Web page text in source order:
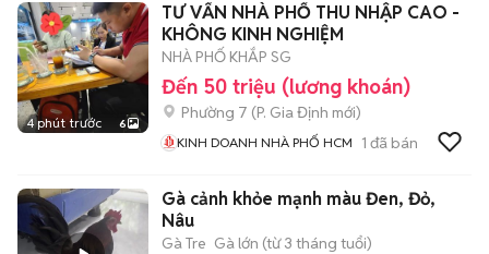
CHUNG CƯ - NHÀ Ở
4 phút trước 6
TƯ VẤN NHÀ PHỐ THU NHẬP CAO -
KHÔNG KINH NGHIỆM
NHÀ PHỐ KHẮP SG
Đến 50 triệu (lương khoán)
Phường 7 (P. Gia Định mới)
KINH DOANH NHÀ PHỐ HCM 1 đã bán
Gà cảnh khỏe mạnh màu Đen, Đỏ,
Nâu
Gà Tre Gà lớn (từ 3 tháng tuổi)